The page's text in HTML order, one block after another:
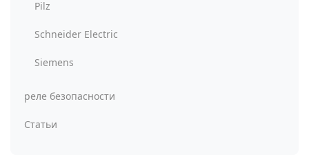
Pilz
Schneider Electric
Siemens
реле безопасности
Статьи